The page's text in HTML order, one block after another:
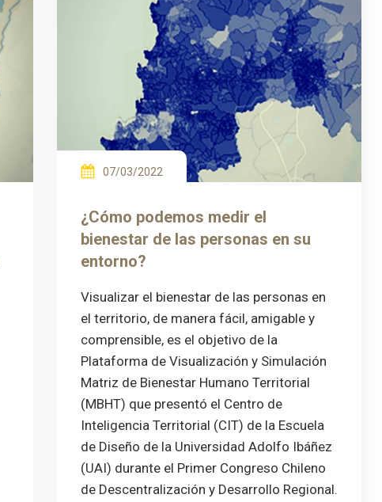
07/03/2022
¿Cómo podemos medir el
bienestar de las personas en su
entorno?
Visualizar el bienestar de las personas en
el territorio, de manera fácil, amigable y
comprensible, es el objetivo de la
Plataforma de Visualización y Simulación
Matriz de Bienestar Humano Territorial
(MBHT) que presentó el Centro de
Inteligencia Territorial (CIT) de la Escuela
de Diseño de la Universidad Adolfo Ibáñez
(UAI) durante el Primer Congreso Chileno
de Descentralización y Desarrollo Regional.